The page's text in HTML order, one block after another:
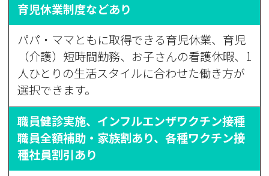
育児休業制度などあり
パパ・ママともに取得できる育児休業、育児
（介護）短時間勤務、お子さんの看護休暇、1
人ひとりの生活スタイルに合わせた働き方が
選択できます。
職員健診実施、インフルエンザワクチン接種
職員全額補助・家族割あり、各種ワクチン接
種社員割引あり